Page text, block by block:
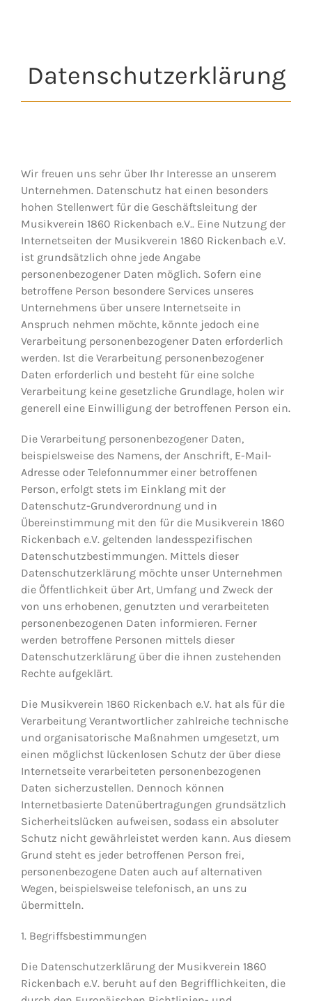
Datenschutzerklärung
Wir freuen uns sehr über Ihr Interesse an unserem
Unternehmen. Datenschutz hat einen besonders
hohen Stellenwert für die Geschäftsleitung der
Musikverein 1860 Rickenbach e.V.. Eine Nutzung der
Internetseiten der Musikverein 1860 Rickenbach e.V.
ist grundsätzlich ohne jede Angabe
personenbezogener Daten möglich. Sofern eine
betroffene Person besondere Services unseres
Unternehmens über unsere Internetseite in
Anspruch nehmen möchte, könnte jedoch eine
Verarbeitung personenbezogener Daten erforderlich
werden. Ist die Verarbeitung personenbezogener
Daten erforderlich und besteht für eine solche
Verarbeitung keine gesetzliche Grundlage, holen wir
generell eine Einwilligung der betroffenen Person ein.
Die Verarbeitung personenbezogener Daten,
beispielsweise des Namens, der Anschrift, E-Mail-
Adresse oder Telefonnummer einer betroffenen
Person, erfolgt stets im Einklang mit der
Datenschutz-Grundverordnung und in
Übereinstimmung mit den für die Musikverein 1860
Rickenbach e.V. geltenden landesspezifischen
Datenschutzbestimmungen. Mittels dieser
Datenschutzerklärung möchte unser Unternehmen
die Öffentlichkeit über Art, Umfang und Zweck der
von uns erhobenen, genutzten und verarbeiteten
personenbezogenen Daten informieren. Ferner
werden betroffene Personen mittels dieser
Datenschutzerklärung über die ihnen zustehenden
Rechte aufgeklärt.
Die Musikverein 1860 Rickenbach e.V. hat als für die
Verarbeitung Verantwortlicher zahlreiche technische
und organisatorische Maßnahmen umgesetzt, um
einen möglichst lückenlosen Schutz der über diese
Internetseite verarbeiteten personenbezogenen
Daten sicherzustellen. Dennoch können
Internetbasierte Datenübertragungen grundsätzlich
Sicherheitslücken aufweisen, sodass ein absoluter
Schutz nicht gewährleistet werden kann. Aus diesem
Grund steht es jeder betroffenen Person frei,
personenbezogene Daten auch auf alternativen
Wegen, beispielsweise telefonisch, an uns zu
übermitteln.
1. Begriffsbestimmungen
Die Datenschutzerklärung der Musikverein 1860
Rickenbach e.V. beruht auf den Begrifflichkeiten, die